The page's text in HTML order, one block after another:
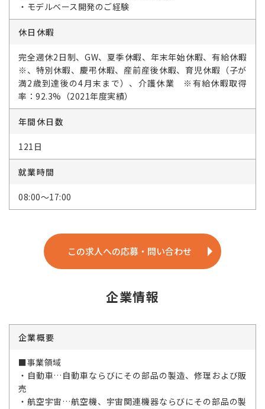
・モデルベース開発のご経験
休日休暇
完全週休2日制、GW、夏季休暇、年末年始休暇、有給休暇
※、特別休暇、慶弔休暇、産前産後休暇、育児休暇（子が
満2歳到達後の4月末まで）、介護休業 ※有給休暇取得
率：92.3%（2021年度実績）
年間休日数
121日
就業時間
08:00～17:00
この求人への応募・問い合わせ
企業情報
企業概要
■事業領域
・自動車…自動車ならびにその部品の製造、修理および販
売
・航空宇宙…航空機、宇宙関連機器ならびにその部品の製